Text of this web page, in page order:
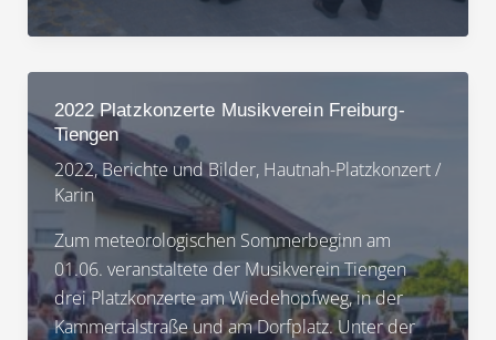
Platzkonzerte
Musikverein
Tiengen
an
3
Plätzen
in
Tiengen
2022 Platzkonzerte Musikverein Freiburg-
Tiengen
2022,Berichte und Bilder, Hautnah-Platzkonzert/
Karin
Zum meteorologischen Sommerbeginn am
01.06. veranstaltete der Musikverein Tiengen
drei Platzkonzerte am Wiedehopfweg, in der
Kammertalstraße und am Dorfplatz. Unter der